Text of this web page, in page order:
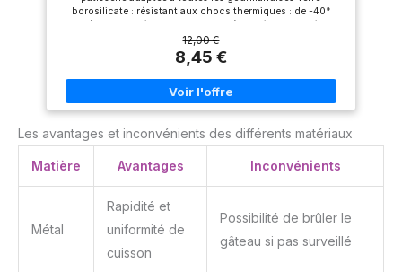
à une concentration de 0, 005
garanti sans pfoa, sans plomb,
france par tefal, n degrès1
mondialdes articles culinaires
source : Euromonitor
and garden 2019, valeur de la
marque en magasin (rsp),
données 2018 Fabriqué en
france
borosilicate : résistant aux chocs thermiques : de -40°
votre cake préféré avec un effet lissé : on adore ! Vous
pouvez déposer votre plat au congélateur, four, lave-
vaisselle ainsi qu'au micro-onde Matériau hygiénique
résistant aux rayures - Dimensions : 28x12x8 cm -
Contenance : 1.5 L
12,00 €
8,45 €
Les avantages et inconvénients des différents matériaux
Matière Avantages Inconvénients
Métal
Rapidité et
uniformité de
cuisson
Possibilité de brûler le
gâteau si pas surveillé